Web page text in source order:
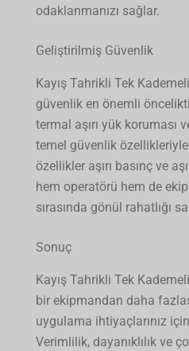
odaklanmanızı sağlar.
Geliştirilmiş Güvenlik
Kayış Tahrikli Tek
güvenlik en önemli
termal aşırı yük koruması
temel güvenlik özellikleriyle
özellikler aşırı basınç ve
hem operatörü hem de
sırasında gönül rahatlığı
Sonuç
Kayış Tahrikli Tek
bir ekipmandan daha
uygulama ihtiyaçlarınız
Verimlilik, dayanıklılık ve